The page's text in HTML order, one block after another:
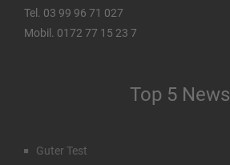
Tel. 03 99 96 71 027
Mobil. 0172 77 15 23 7
Top 5 News
Guter Test